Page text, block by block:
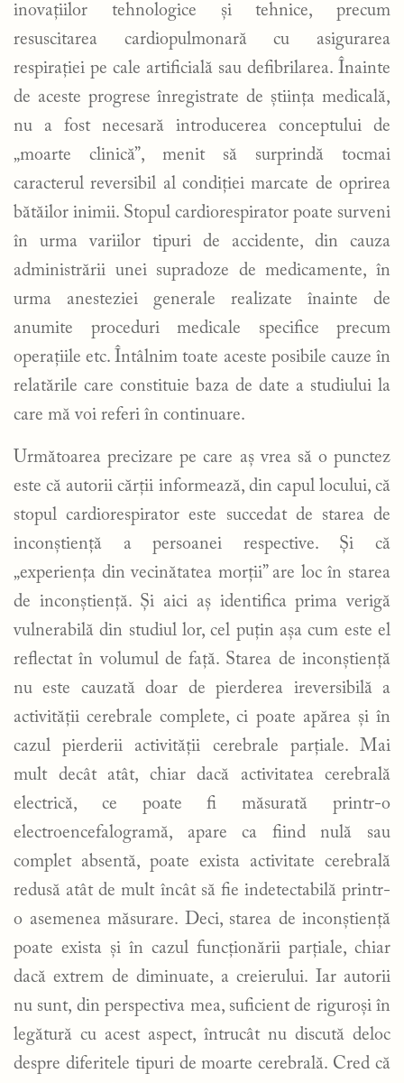
inovațiilor tehnologice și tehnice, precum
resuscitarea cardiopulmonară cu asigurarea
respirației pe cale artificială sau defibrilarea. Înainte
de aceste progrese înregistrate de știința medicală,
nu a fost necesară introducerea conceptului de
„moarte clinică”, menit să surprindă tocmai
caracterul reversibil al condiției marcate de oprirea
bătăilor inimii. Stopul cardiorespirator poate surveni
în urma variilor tipuri de accidente, din cauza
administrării unei supradoze de medicamente, în
urma anesteziei generale realizate înainte de
anumite proceduri medicale specifice precum
operațiile etc. Întâlnim toate aceste posibile cauze în
relatările care constituie baza de date a studiului la
care mă voi referi în continuare.
Următoarea precizare pe care aș vrea să o punctez
este că autorii cărții informează, din capul locului, că
stopul cardiorespirator este succedat de starea de
inconștiență a persoanei respective. Și că
„experiența din vecinătatea morții” are loc în starea
de inconștiență. Și aici aș identifica prima verigă
vulnerabilă din studiul lor, cel puțin așa cum este el
reflectat în volumul de față. Starea de inconștiență
nu este cauzată doar de pierderea ireversibilă a
activității cerebrale complete, ci poate apărea și în
cazul pierderii activității cerebrale parțiale. Mai
mult decât atât, chiar dacă activitatea cerebrală
electrică, ce poate fi măsurată printr-o
electroencefalogramă, apare ca fiind nulă sau
complet absentă, poate exista activitate cerebrală
redusă atât de mult încât să fie indetectabilă printr-
o asemenea măsurare. Deci, starea de inconștiență
poate exista și în cazul funcționării parțiale, chiar
dacă extrem de diminuate, a creierului. Iar autorii
nu sunt, din perspectiva mea, suficient de riguroși în
legătură cu acest aspect, întrucât nu discută deloc
despre diferitele tipuri de moarte cerebrală. Cred că